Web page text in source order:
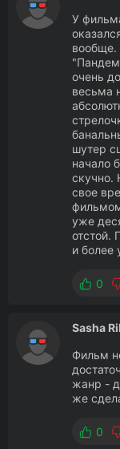
У
очень
весьма
шутер
начало
скучно.
свое
уже
отстой.
и более
0
Sasha
Фильм
жанр -
же
0